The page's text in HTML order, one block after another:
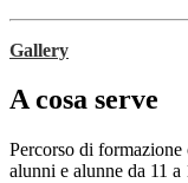
Gallery
A cosa serve
Percorso di
alunni e alunne da 11 a